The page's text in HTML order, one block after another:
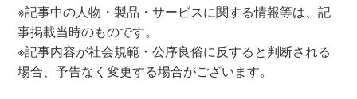
※記事中の人物・製品・サービスに関する情報等は、記
事掲載当時のものです。
※記事内容が社会規範・公序良俗に反すると判断される
場合、予告なく変更する場合がございます。